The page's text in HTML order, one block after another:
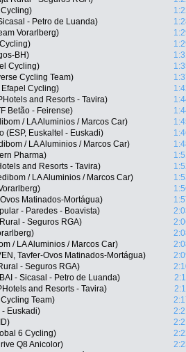
- Petro de Luanda)
Vorarlberg)
BH)
Cycling)
Cycling Team)
Cycling)
and Resorts - Tavira)
Betão - Feirense)
/ LA Aluminios / Marcos Car)
(ESP, Euskaltel - Euskadi)
/ LA Aluminios / Marcos Car)
Pharma)
and Resorts - Tavira)
/ LA Aluminios / Marcos Car)
Matinados-Mortágua)
- Paredes - Boavista)
- Seguros RGA)
/ LA Aluminios / Marcos Car)
Tavfer-Ovos Matinados-Mortágua)
- Seguros RGA)
- Sicasal - Petro de Luanda)
and Resorts - Tavira)
Team)
- Euskadi)
6 Cycling)
Q8 Anicolor)